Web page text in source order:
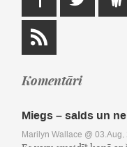
Komentāri
Miegs – salds un
Marilyn Wallace @